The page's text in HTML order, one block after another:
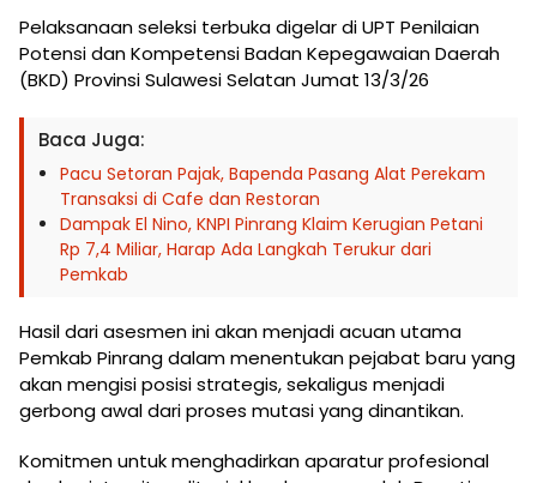
Pelaksanaan seleksi terbuka digelar di UPT Penilaian
Potensi dan Kompetensi Badan Kepegawaian Daerah
(BKD) Provinsi Sulawesi Selatan Jumat 13/3/26
Baca Juga:
Pacu Setoran Pajak, Bapenda Pasang Alat Perekam
Transaksi di Cafe dan Restoran
Dampak El Nino, KNPI Pinrang Klaim Kerugian Petani
Rp 7,4 Miliar, Harap Ada Langkah Terukur dari
Pemkab
Hasil dari asesmen ini akan menjadi acuan utama
Pemkab Pinrang dalam menentukan pejabat baru yang
akan mengisi posisi strategis, sekaligus menjadi
gerbong awal dari proses mutasi yang dinantikan.
Komitmen untuk menghadirkan aparatur profesional